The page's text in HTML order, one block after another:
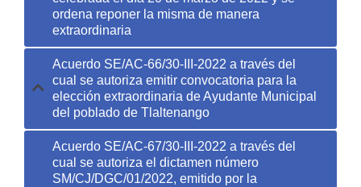
ordena reponer la misma de manera
extraordinaria
Acuerdo SE/AC-66/30-III-2022 a través del
cual se autoriza emitir convocatoria para la
elección extraordinaria de Ayudante Municipal
del poblado de Tlaltenango
Acuerdo SE/AC-67/30-III-2022 a través del
cual se autoriza el dictamen número
SM/CJ/DGC/01/2022, emitido por la